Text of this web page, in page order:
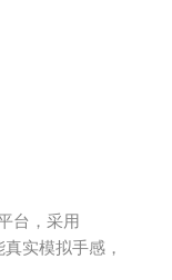
台，采用
实模拟手感，